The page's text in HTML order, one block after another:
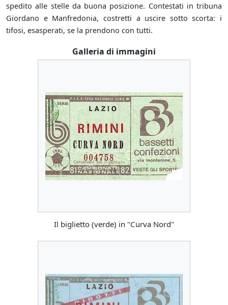
spedito alle stelle da buona posizione. Contestati in tribuna
Giordano e Manfredonia, costretti a uscire sotto scorta: i
tifosi, esasperati, se la prendono con tutti.
Galleria di immagini
Il biglietto (verde) in "Curva Nord"